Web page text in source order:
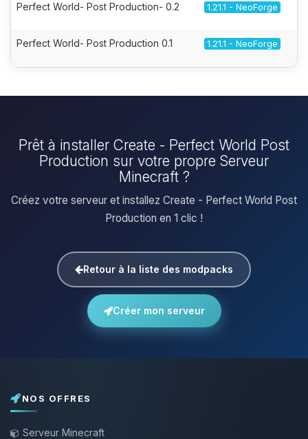
Perfect World- Post Production- 0.2 1.21.1 - NeoForge
Perfect World- Post Production 0.1 1.21.1 - NeoForge
Prêt à installer Create - Perfect World Post
Production sur votre propre Serveur
Minecraft ?
Créez votre serveur et installez Create - Perfect World Post
Production en 1 clic !
Retour à la liste des modpacks
Créer mon serveur
NOS OFFRES
Serveur Minecraft